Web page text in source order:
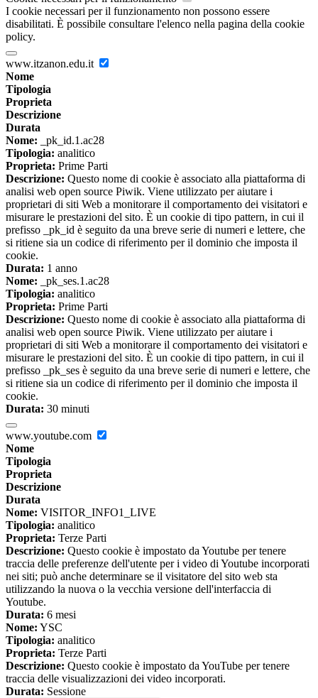
I cookie necessari per il funzionamento non possono essere
disabilitati. È possibile consultare l'elenco nella pagina della cookie
policy.
www.itzanon.edu.it
Nome
Tipologia
Proprieta
Descrizione
Durata
Nome: _pk_id.1.ac28
Tipologia: analitico
Proprieta: Prime Parti
Descrizione: Questo nome di cookie è associato alla piattaforma di
analisi web open source Piwik. Viene utilizzato per aiutare i
proprietari di siti Web a monitorare il comportamento dei visitatori e
misurare le prestazioni del sito. È un cookie di tipo pattern, in cui il
prefisso _pk_id è seguito da una breve serie di numeri e lettere, che
si ritiene sia un codice di riferimento per il dominio che imposta il
cookie.
Durata: 1 anno
Nome: _pk_ses.1.ac28
Tipologia: analitico
Proprieta: Prime Parti
Descrizione: Questo nome di cookie è associato alla piattaforma di
analisi web open source Piwik. Viene utilizzato per aiutare i
proprietari di siti Web a monitorare il comportamento dei visitatori e
misurare le prestazioni del sito. È un cookie di tipo pattern, in cui il
prefisso _pk_ses è seguito da una breve serie di numeri e lettere, che
si ritiene sia un codice di riferimento per il dominio che imposta il
cookie.
Durata: 30 minuti
www.youtube.com
Nome
Tipologia
Proprieta
Descrizione
Durata
Nome: VISITOR_INFO1_LIVE
Tipologia: analitico
Proprieta: Terze Parti
Descrizione: Questo cookie è impostato da Youtube per tenere
traccia delle preferenze dell'utente per i video di Youtube incorporati
nei siti; può anche determinare se il visitatore del sito web sta
utilizzando la nuova o la vecchia versione dell'interfaccia di
Youtube.
Durata: 6 mesi
Nome: YSC
Tipologia: analitico
Proprieta: Terze Parti
Descrizione: Questo cookie è impostato da YouTube per tenere
traccia delle visualizzazioni dei video incorporati.
Durata: Sessione